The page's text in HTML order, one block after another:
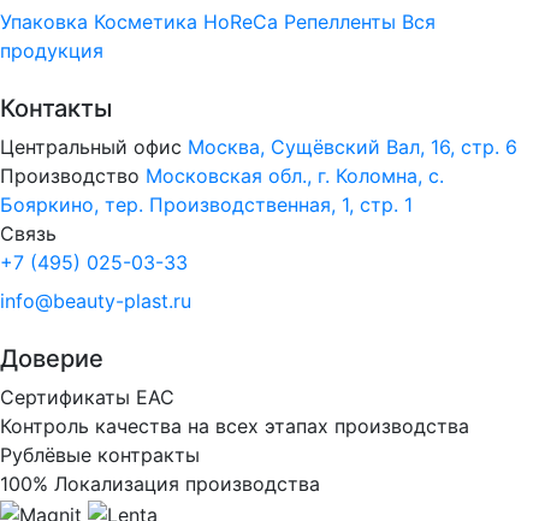
Упаковка Косметика HoReCa Репелленты Вся
продукция
Контакты
Центральный офис Москва, Сущёвский Вал, 16, стр. 6
Производство Московская обл., г. Коломна, с.
Бояркино, тер. Производственная, 1, стр. 1
Связь
+7 (495) 025-03-33
info@beauty-plast.ru
Доверие
Сертификаты ЕАС
Контроль качества на всех этапах производства
Рублёвые контракты
100% Локализация производства